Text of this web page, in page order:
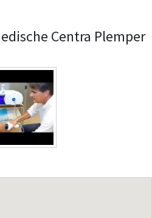
Centra Plemper